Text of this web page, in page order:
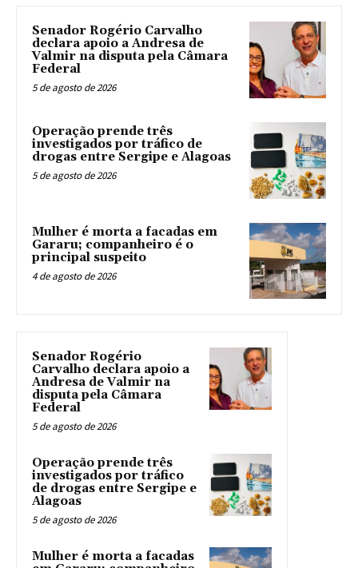
Senador Rogério Carvalho
declara apoio a Andresa de
Valmir na disputa pela Câmara
Federal
5 de agosto de 2026
Operação prende três
investigados por tráfico de
drogas entre Sergipe e Alagoas
5 de agosto de 2026
Mulher é morta a facadas em
Gararu; companheiro é o
principal suspeito
4 de agosto de 2026
Senador Rogério
Carvalho declara apoio a
Andresa de Valmir na
disputa pela Câmara
Federal
5 de agosto de 2026
Operação prende três
investigados por tráfico
de drogas entre Sergipe e
Alagoas
5 de agosto de 2026
Mulher é morta a facadas